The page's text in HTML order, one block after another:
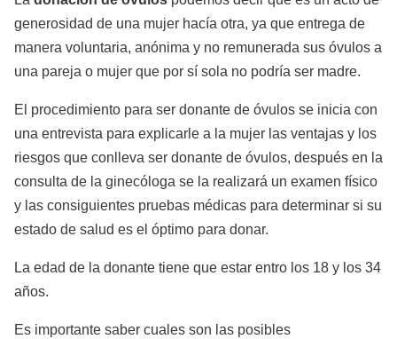
generosidad de una mujer hacía otra, ya que entrega de
manera voluntaria, anónima y no remunerada sus óvulos a
una pareja o mujer que por sí sola no podría ser madre.
El procedimiento para ser donante de óvulos se inicia con
una entrevista para explicarle a la mujer las ventajas y los
riesgos que conlleva ser donante de óvulos, después en la
consulta de la ginecóloga se la realizará un examen físico
y las consiguientes pruebas médicas para determinar si su
estado de salud es el óptimo para donar.
La edad de la donante tiene que estar entro los 18 y los 34
años.
Es importante saber cuales son las posibles